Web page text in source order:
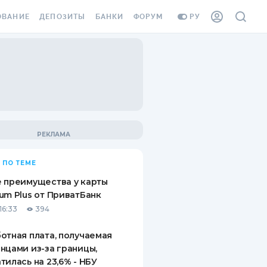
РУ
ВИНЬЕТКА
СОТРУДНИКОВ
ОТ
СЛУЧАЕВ
ДЕПОЗИТЫ
ВОПРОСЫ И ОТВЕТЫ
ПУТЕВОДИТЕЛИ ПО
БАНКИ ФОРУМ
ПО ТЕМЕ
преимущества у карты
Plus от ПриватБанк
394
плата, получаемая
из-за границы,
на 23,6% - НБУ